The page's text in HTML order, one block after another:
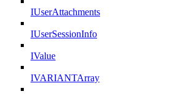
IUserAttachments
IUserSessionInfo
IValue
IVARIANTArray